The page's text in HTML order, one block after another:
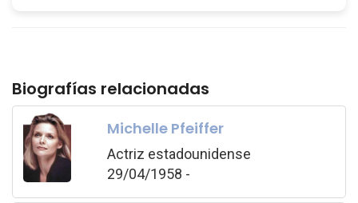
Biografías relacionadas
Michelle Pfeiffer
Actriz estadounidense
29/04/1958 -